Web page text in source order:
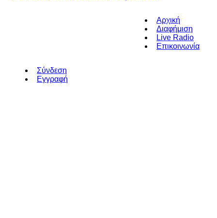
Αρχική
Διαφήμιση
Live Radio
Επικοινωνία
Σύνδεση
Εγγραφή